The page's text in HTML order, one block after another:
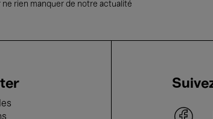
rien manquer de notre actualité